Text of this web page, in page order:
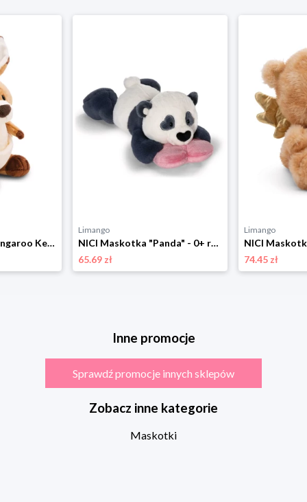
NICI Maskotka "Kangaroo Kelly" - 0+ rozmiar: onesize
Limango
NICI Maskotka "Panda" - 0+ rozmiar: onesize
65.69 zł
Limango
74.45 zł
Inne promocje
Sprawdź promocje innych sklepów
Zobacz inne kategorie
Maskotki